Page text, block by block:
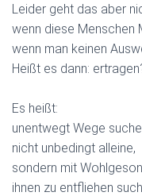
Leider geht das aber
wenn diese Menschen
wenn man keinen
Heißt es dann:
Es heißt:
unentwegt Wege
nicht unbedingt alleine,
sondern mit
ihnen zu entfliehen